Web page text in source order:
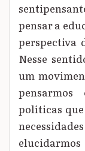
pensar a
perspectiva
Nesse
um
políticas que